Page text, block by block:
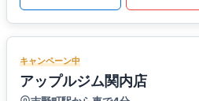
キャンペーン中
アップルジム関内店